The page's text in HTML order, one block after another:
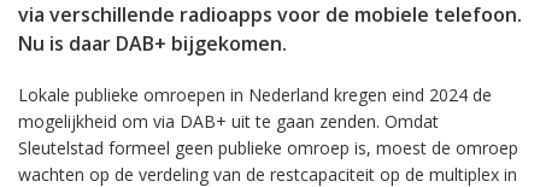
via verschillende radioapps voor de mobiele telefoon.
Nu is daar DAB+ bijgekomen.
Lokale publieke omroepen in Nederland kregen eind 2024 de
mogelijkheid om via DAB+ uit te gaan zenden. Omdat
Sleutelstad formeel geen publieke omroep is, moest de omroep
wachten op de verdeling van de restcapaciteit op de multiplex in